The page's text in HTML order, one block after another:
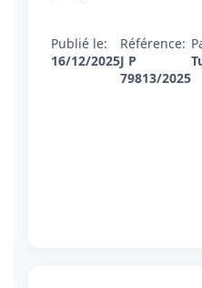
Publié le:
16/12/2025
Référence:
J P
79813/2025